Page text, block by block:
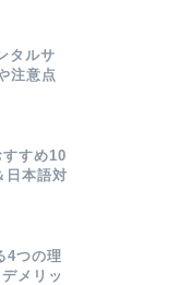
タルサ
注意点
すめ10
日本語対
4つの理
メリッ